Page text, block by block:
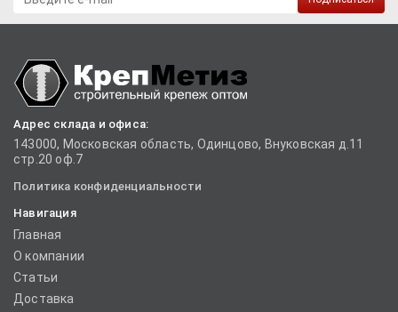
Адрес склада и офиса:
143000, Московская область, Одинцово, Внуковская д.11
стр.20 оф.7
Политика конфиденциальности
Навигация
Главная
О компании
Статьи
Доставка